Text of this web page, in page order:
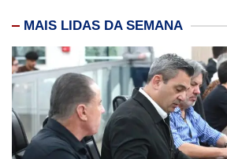
MAIS LIDAS DA SEMANA